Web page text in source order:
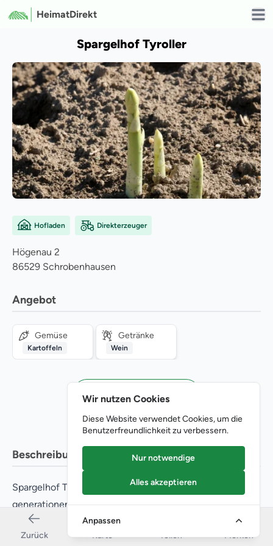
HeimatDirekt
Spargelhof Tyroller
Hofladen Direkterzeuger
Högenau 2
86529 Schrobenhausen
Angebot
Gemüse
Kartoffeln
Getränke
Wein
Jetzt Online bestellen*
* Werbung/Affiliate-Link
Beschreibung
Spargelhof Tyroller steht für höchste Qualität,
generationenübergreifende Erfahrung und eine tiefe
Verbundenheit mit der Region Schrobenhausen. Seit
1877 – und mittlerweile in der achten Generation –
Zurück Karte Teilen Merken
Wir nutzen Cookies
Diese Website verwendet Cookies, um die
Benutzerfreundlichkeit zu verbessern.
Nur notwendige
Alles akzeptieren
Anpassen